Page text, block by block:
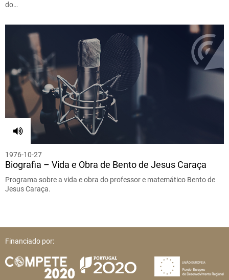
do…
1976-10-27
Biografia – Vida e Obra de Bento de Jesus Caraça
Programa sobre a vida e obra do professor e matemático Bento de
Jesus Caraça.
Financiado por: